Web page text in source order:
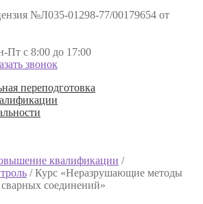
№Л035-01298-77/00179654 от
Пт с 8:00 до 17:00
звонок
переподготовка
квалификации /
/Курс «Неразрушающие методы
соединений»